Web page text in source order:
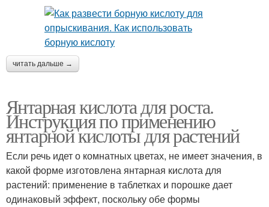
читать дальше →
Янтарная кислота для роста.
Инструкция по применению
янтарной кислоты для растений
Если речь идет о комнатных цветах, не имеет значения, в
какой форме изготовлена янтарная кислота для
растений: применение в таблетках и порошке дает
одинаковый эффект, поскольку обе формы